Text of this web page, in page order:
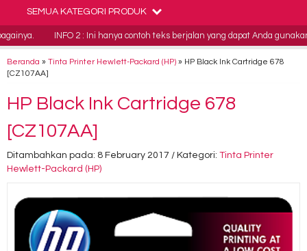
SEMUA KATEGORI PRODUK
INFO 2 : Ini hanya contoh teks berjalan yang dapat Anda gunakan
Beranda » Tinta Printer Hewlett-Packard (HP) » HP Black Ink Cartridge 678
[CZ107AA]
HP Black Ink Cartridge 678
[CZ107AA]
Ditambahkan pada: 8 February 2017 / Kategori: Tinta Printer
Hewlett-Packard (HP)